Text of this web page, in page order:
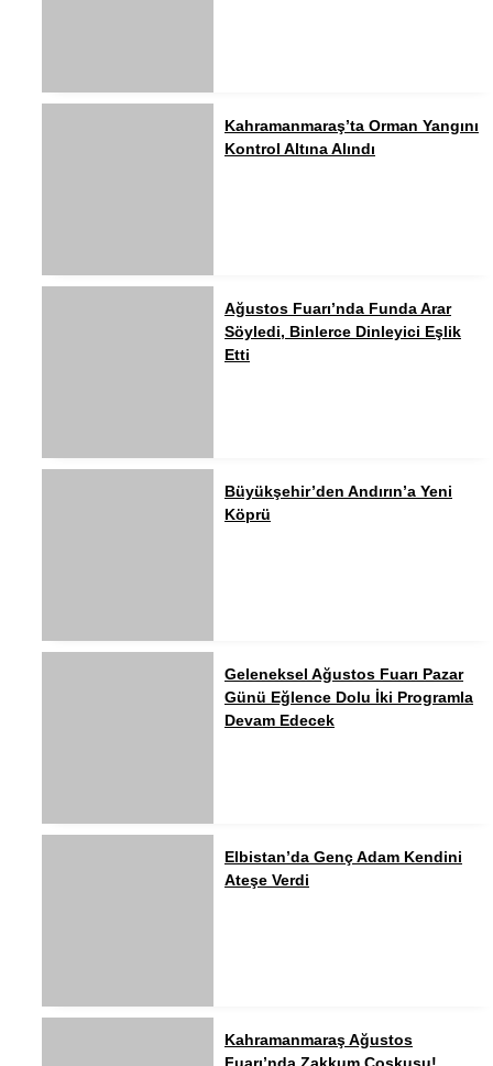
Kahramanmaraş’ta Orman Yangını
Kontrol Altına Alındı
Ağustos Fuarı’nda Funda Arar
Söyledi, Binlerce Dinleyici Eşlik
Etti
Büyükşehir’den Andırın’a Yeni
Köprü
Geleneksel Ağustos Fuarı Pazar
Günü Eğlence Dolu İki Programla
Devam Edecek
Elbistan’da Genç Adam Kendini
Ateşe Verdi
Kahramanmaraş Ağustos